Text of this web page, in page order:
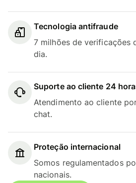
Tecnologia antifraude
7 milhões de verificações
dia.
Suporte ao cliente 24
Atendimento ao cliente
chat.
Proteção internacional
Somos regulamentados
nacionais.